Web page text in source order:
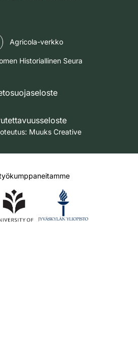
Agricola-verkko
Historiallinen Seura
Muuks Creative